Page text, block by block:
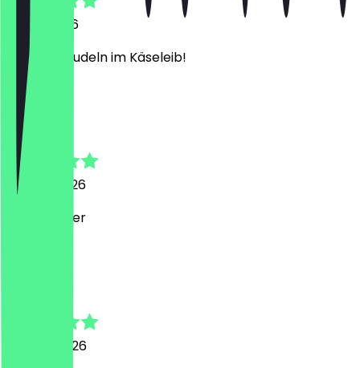
11. Juni 2026
Liebe die Nudeln im Käseleib!
maren
12. April 2026
super lecker
10. April 2026